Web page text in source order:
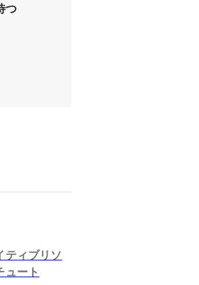
つ
ティブリソ
ュート